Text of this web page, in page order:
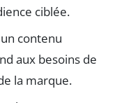
ciblée.
contenu
aux besoins de
la marque.